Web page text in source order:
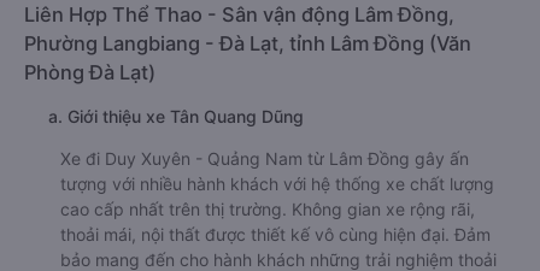
Liên Hợp Thể Thao - Sân vận động Lâm Đồng,
Phường Langbiang - Đà Lạt, tỉnh Lâm Đồng (Văn
Phòng Đà Lạt)
a. Giới thiệu xe Tân Quang Dũng
Xe đi Duy Xuyên - Quảng Nam từ Lâm Đồng gây ấn
tượng với nhiều hành khách với hệ thống xe chất lượng
cao cấp nhất trên thị trường. Không gian xe rộng rãi,
thoải mái, nội thất được thiết kế vô cùng hiện đại. Đảm
bảo mang đến cho hành khách những trải nghiệm thoải